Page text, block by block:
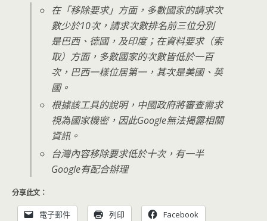
在「移除要求」方面，多數國家的請求次
數少於10次，請求次數排名前三位分別
是巴西、德國，及印度；在資料要求（索
取）方面，多數國家的次數皆低於一百
次，巴西一樣位居第一，其次是美國、英
國。
根據該工具的說明，中國政府將審查需求
視為國家機密，因此Google無法揭露相關
資訊。
台灣內容移除要求低於十次，有一半
Google有配合辦理
分享此文：
電子郵件 列印 Facebook